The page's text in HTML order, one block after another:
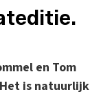
en Tom
is natuurlijk